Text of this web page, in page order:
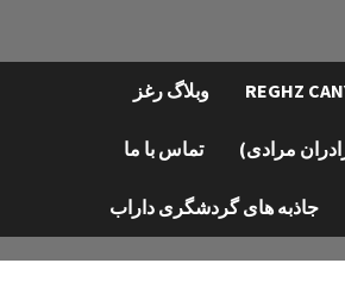
وبلاگ رغز
مرادی) تماس با ما
جاذبه های گردشگری داراب